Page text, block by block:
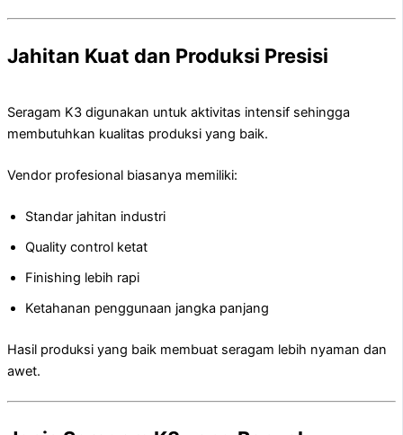
Jahitan Kuat dan Produksi Presisi
Seragam K3 digunakan untuk aktivitas intensif sehingga
membutuhkan kualitas produksi yang baik.
Vendor profesional biasanya memiliki:
Standar jahitan industri
Quality control ketat
Finishing lebih rapi
Ketahanan penggunaan jangka panjang
Hasil produksi yang baik membuat seragam lebih nyaman dan
awet.